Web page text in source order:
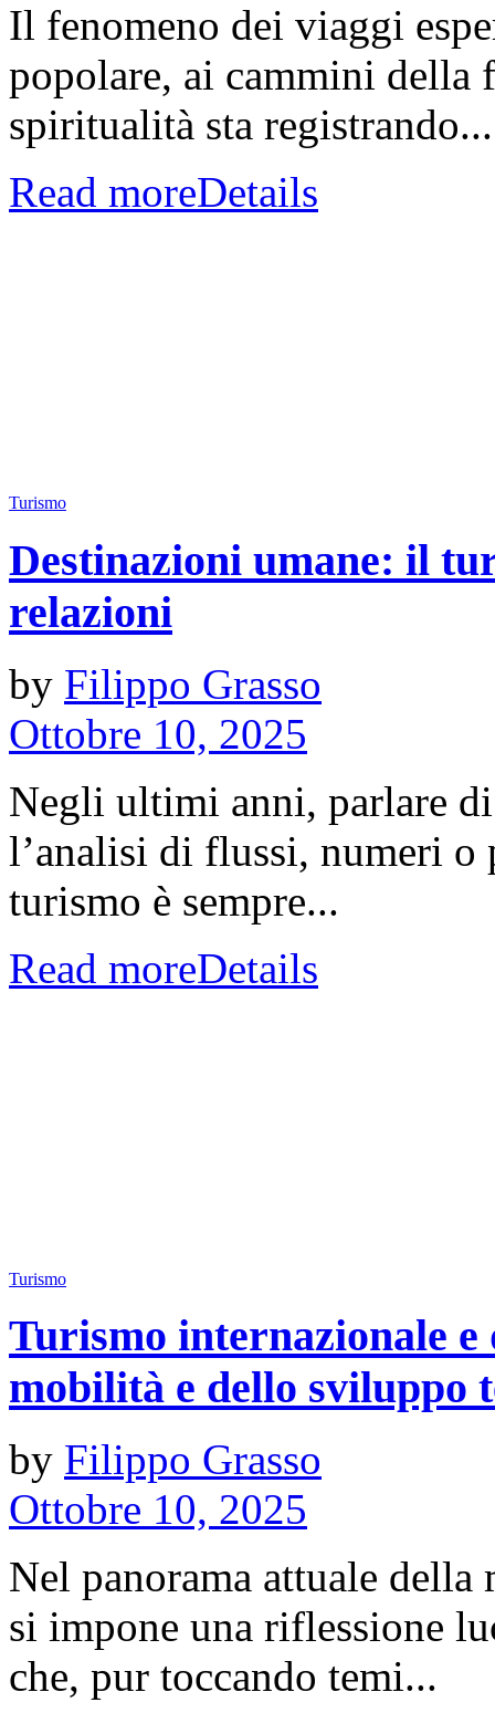
Il fenomeno dei viaggi
popolare, ai cammini della
spiritualità sta registrando...
Read moreDetails
Turismo
Destinazioni umane: il
relazioni
by Filippo Grasso
Ottobre 10, 2025
Negli ultimi anni, parlare
l’analisi di flussi, numeri o
turismo è sempre...
Read moreDetails
Turismo
Turismo internazionale e
mobilità e dello sviluppo
by Filippo Grasso
Ottobre 10, 2025
Nel panorama attuale
si impone una riflessione
che, pur toccando temi...